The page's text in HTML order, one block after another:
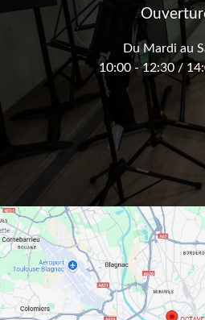
Du Mardi au
10:00 - 12:30 /